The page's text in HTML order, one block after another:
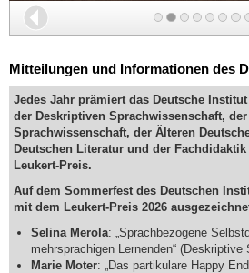
Zurück
Mitteilungen und Informationen des
Jedes Jahr prämiert das Deutsche
der Deskriptiven Sprachwissenschaft,
Sprachwissenschaft, der Älteren
Deutschen Literatur und der
Leukert-Preis.
Auf dem Sommerfest des Deutschen
mit dem Leukert-Preis 2026
Selina Merola: „Sprachbezogene
mehrsprachigen Lernenden“
Marie Moter: „Das partikulare Happy